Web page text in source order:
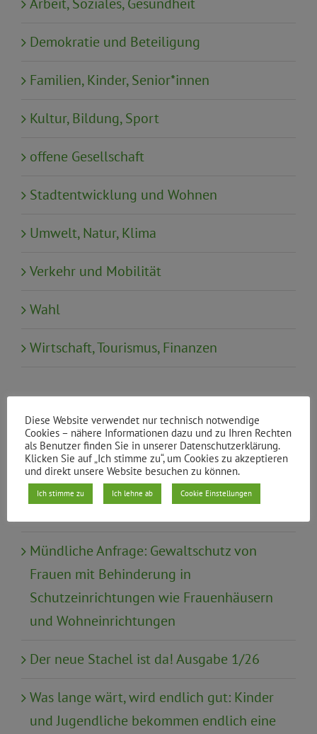
Demokratie und Beteiligung
Familien, Kinder, Senior*innen
Kultur, Bildung, Sport
offene Gesellschaft
Stadtentwicklung und Wohnen
Umwelt, Natur, Klima
Verkehr und Mobilität
Wahl
Wirtschaft, Tourismus, Finanzen
Klimaneutral und bezahlbar heizen:
Rückblick auf die Sonderbezirksgruppe
„Soziale Wärmewende im Kiez“
Mündliche Anfrage: Gewaltschutz von
Frauen mit Behinderung in
Schutzeinrichtungen wie Frauenhäusern
und Wohneinrichtungen
Der neue Stachel ist da! Ausgabe 1/26
Was lange wärt, wird endlich gut: Kinder
und Jugendliche bekommen endlich eine
Diese Website verwendet nur technisch notwendige
Cookies – nähere Informationen dazu und zu Ihren Rechten
als Benutzer finden Sie in unserer Datenschutzerklärung.
Klicken Sie auf „Ich stimme zu“, um Cookies zu akzeptieren
und direkt unsere Website besuchen zu können.
Ich stimme zu Ich lehne ab Cookie Einstellungen